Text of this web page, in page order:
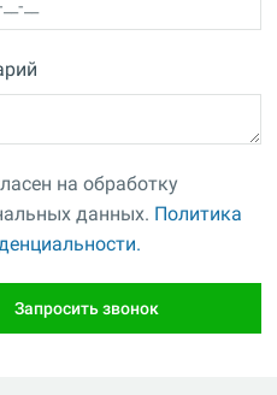
на обработку
данных. Политика
Запросить звонок